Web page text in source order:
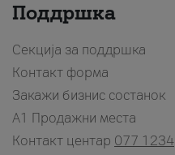
Поддршка
Секција за поддршка
Контакт форма
Закажи бизнис состанок
A1 Продажни места
Контакт центар 077 1234